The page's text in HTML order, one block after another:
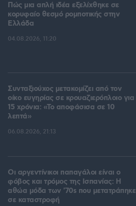
Πώς μια απλή ιδέα εξελίχθηκε σε
κορυφαίο θεσμό ρομποτικής στην
Ελλάδα
04.08.2026, 11:20
Συνταξιούχος μετακομίζει από τον
οίκο ευγηρίας σε κρουαζιερόπλοιο για
15 χρόνια: «Το αποφάσισα σε 10
λεπτά»
06.08.2026, 21:13
Οι αργεντίνικοι παπαγάλοι είναι ο
φόβος και τρόμος της Ισπανίας: Η
αθώα μόδα των '70s που μετατράπηκε
σε καταστροφή